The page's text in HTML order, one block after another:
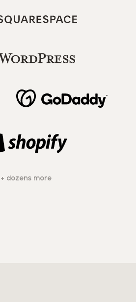
+ dozens more